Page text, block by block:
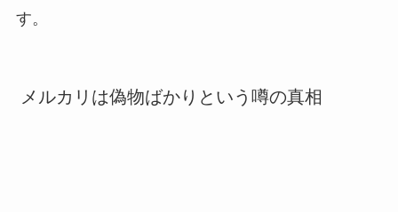
す。
メルカリは偽物ばかりという噂の真相